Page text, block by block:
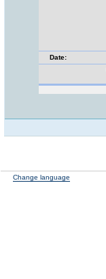
Date:
Change language